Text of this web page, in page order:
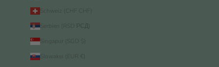
Schweiz (CHF CHF)
Serbien (RSD РСД)
Singapur (SGD $)
Slowakei (EUR €)